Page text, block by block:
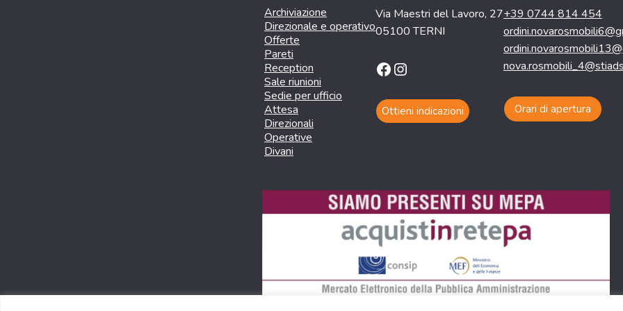
Archiviazione
Direzionale e operativo
Offerte
Pareti
Reception
Sale riunioni
Sedie per ufficio
Attesa
Direzionali
Operative
Divani
Via Maestri del Lavoro, 27
05100 TERNI
Facebook
Instagram
Ottieni indicazioni
+39 0744 814 454
Orari di apertura